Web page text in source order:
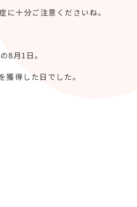
十分ご注意くださいね。
8月1日。
得した日でした。